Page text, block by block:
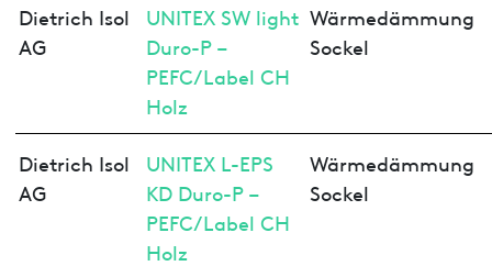
Dietrich Isol
AG
UNITEX SW light
Duro-P –
PEFC/Label CH
Holz
Wärmedämmung
Sockel
Dietrich Isol
AG
UNITEX L-EPS
KD Duro-P –
PEFC/Label CH
Holz
Wärmedämmung
Sockel